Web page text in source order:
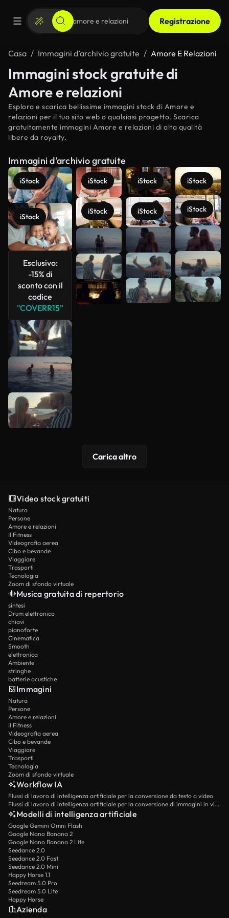
Registrazione
Casa Immagini d’archivio gratuite Amore E Relazioni
Immagini stock gratuite di
Amore e relazioni
Esplora e scarica bellissime immagini stock di Amore e
relazioni per il tuo sito web o qualsiasi progetto. Scarica
gratuitamente immagini Amore e relazioni di alta qualità
libere da royalty.
Immagini d’archivio gratuite
iStock
iStock
Esclusivo:
-15% di
sconto con il
codice
"COVERR15"
iStock
iStock
iStock
iStock
iStock
iStock
Scopri di
più
Carica altro
Video stock gratuiti
Natura
Persone
Amore e relazioni
Il Fitness
Videografia aerea
Cibo e bevande
Viaggiare
Trasporti
Tecnologia
Zoom di sfondo virtuale
Musica gratuita di repertorio
sintesi
Drum elettronico
chiavi
pianoforte
Cinematica
Smooth
elettronica
Ambiente
stringhe
batterie acustiche
Immagini
Natura
Persone
Amore e relazioni
Il Fitness
Videografia aerea
Cibo e bevande
Viaggiare
Trasporti
Tecnologia
Zoom di sfondo virtuale
Workflow IA
Flussi di lavoro di intelligenza artificiale per la conversione da testo a video
Flussi di lavoro di intelligenza artificiale per la conversione di immagini in video
Modelli di intelligenza artificiale
Google Gemini Omni Flash
Google Nano Banana 2
Google Nano Banana 2 Lite
Seedance 2.0
Seedance 2.0 Fast
Seedance 2.0 Mini
Happy Horse 1.1
Seedream 5.0 Pro
Seedream 5.0 Lite
Happy Horse
Azienda